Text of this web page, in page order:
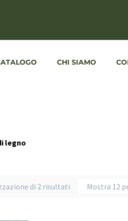
CHI SIAMO
legno
Mostra 12
di 2 risultati